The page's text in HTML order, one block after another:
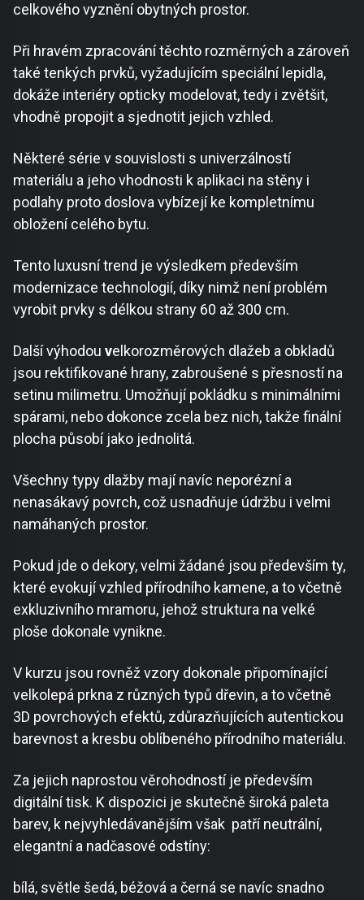
celkového vyznění obytných prostor.
Při hravém zpracování těchto rozměrných a zároveň
také tenkých prvků, vyžadujícím speciální lepidla,
dokáže interiéry opticky modelovat, tedy i zvětšit,
vhodně propojit a sjednotit jejich vzhled.
Některé série v souvislosti s univerzálností
materiálu a jeho vhodnosti k aplikaci na stěny i
podlahy proto doslova vybízejí ke kompletnímu
obložení celého bytu.
Tento luxusní trend je výsledkem především
modernizace technologií, díky nimž není problém
vyrobit prvky s délkou strany 60 až 300 cm.
Další výhodou velkorozměrových dlažeb a obkladů
jsou rektifikované hrany, zabroušené s přesností na
setinu milimetru. Umožňují pokládku s minimálními
spárami, nebo dokonce zcela bez nich, takže finální
plocha působí jako jednolitá.
Všechny typy dlažby mají navíc neporézní a
nenasákavý povrch, což usnadňuje údržbu i velmi
namáhaných prostor.
Pokud jde o dekory, velmi žádané jsou především ty,
které evokují vzhled přírodního kamene, a to včetně
exkluzivního mramoru, jehož struktura na velké
ploše dokonale vynikne.
V kurzu jsou rovněž vzory dokonale připomínající
velkolepá prkna z různých typů dřevin, a to včetně
3D povrchových efektů, zdůrazňujících autentickou
barevnost a kresbu oblíbeného přírodního materiálu.
Za jejich naprostou věrohodností je především
digitální tisk. K dispozici je skutečně široká paleta
barev, k nejvyhledávanějším však patří neutrální,
elegantní a nadčasové odstíny:
bílá, světle šedá, béžová a černá se navíc snadno